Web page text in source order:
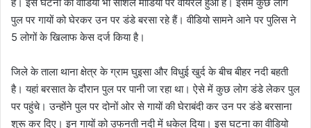
पुल पर गायों को घेरकर उन पर डंडे बरसा रहे हैं। वीडियो सामने आने पर पुलिस ने
5 लोगों के खिलाफ केस दर्ज किया है।
जिले के ताला थाना क्षेत्र के ग्राम घुइसा और विधुई खुर्द के बीच बीहर नदी बहती
है। यहां बरसात के दौरान पुल पर पानी जा रहा था। ऐसे में कुछ लोग डंडे लेकर पुल
पर पहुंचे। उन्होंने पुल पर दोनों ओर से गायों की घेराबंदी कर उन पर डंडे बरसाना
शुरू कर दिए। इन गायों को उफनती नदी में धकेल दिया। इस घटना का वीडियो